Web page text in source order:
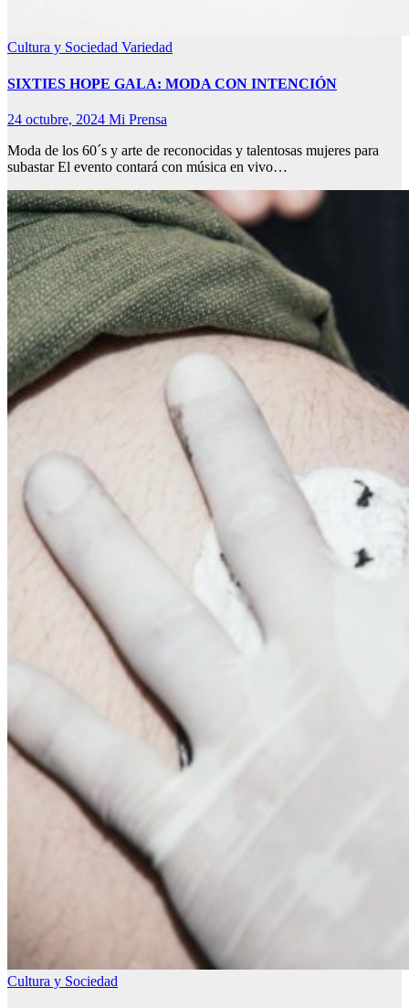
Cultura y Sociedad Variedad
SIXTIES HOPE GALA: MODA CON INTENCIÓN
24 octubre, 2024 Mi Prensa
Moda de los 60´s y arte de reconocidas y talentosas mujeres para
subastar El evento contará con música en vivo…
Cultura y Sociedad